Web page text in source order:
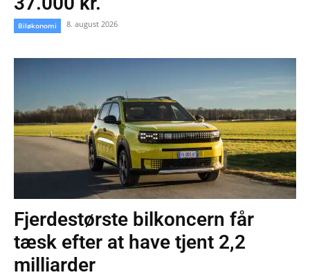
Biløkonomi 8. august 2026
Fjerdestørste bilkoncern får
tæsk efter at have tjent 2,2
milliarder